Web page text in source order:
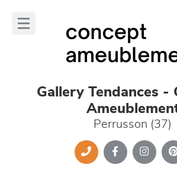
Gallery Tendances -
Perrusson (37)